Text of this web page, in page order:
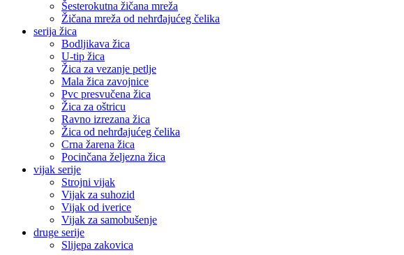
Šesterokutna žičana mreža
Žičana mreža od nehrđajućeg čelika
serija žica
Bodljikava žica
U-tip žica
Žica za vezanje petlje
Mala žica zavojnice
Pvc presvučena žica
Žica za oštricu
Ravno izrezana žica
Žica od nehrđajućeg čelika
Crna žarena žica
Pocinčana željezna žica
vijak serije
Strojni vijak
Vijak za suhozid
Vijak od iverice
Vijak za samobušenje
druge serije
Slijepa zakovica